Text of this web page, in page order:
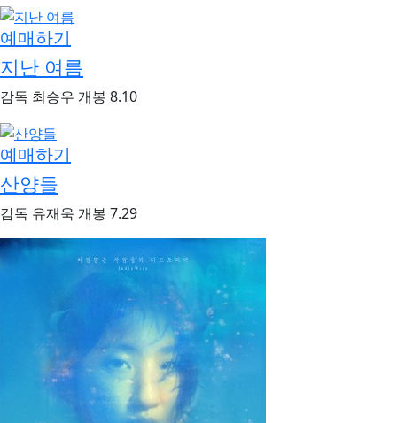
예매하기
지난 여름
감독 최승우 개봉 8.10
예매하기
산양들
감독 유재욱 개봉 7.29